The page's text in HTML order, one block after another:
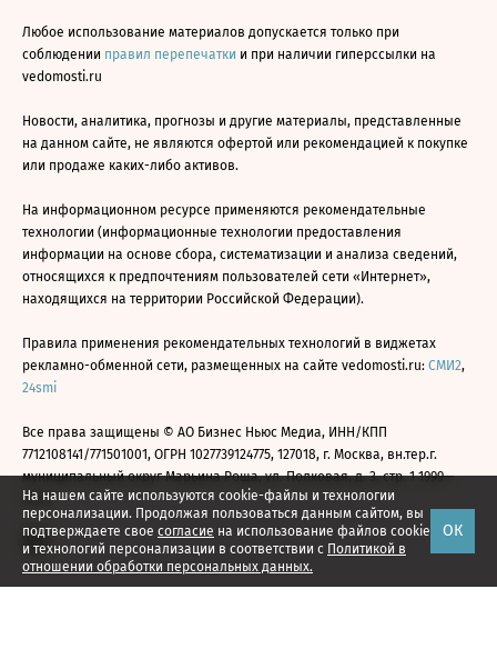
На нашем сайте используются cookie-файлы и технологии
персонализации. Продолжая пользоваться данным сайтом, вы
подтверждаете свое согласие на использование файлов cookie
и технологий персонализации в соответствии с Политикой в
отношении обработки персональных данных.
ОК
Любое использование материалов допускается только при
соблюдении правил перепечатки и при наличии гиперссылки на
vedomosti.ru
Новости, аналитика, прогнозы и другие материалы, представленные
на данном сайте, не являются офертой или рекомендацией к покупке
или продаже каких-либо активов.
На информационном ресурсе применяются рекомендательные
технологии (информационные технологии предоставления
информации на основе сбора, систематизации и анализа сведений,
относящихся к предпочтениям пользователей сети «Интернет»,
находящихся на территории Российской Федерации).
Правила применения рекомендательных технологий в виджетах
рекламно-обменной сети, размещенных на сайте vedomosti.ru: СМИ2,
24smi
Все права защищены © АО Бизнес Ньюс Медиа, ИНН/КПП
7712108141/771501001, ОГРН 1027739124775, 127018, г. Москва, вн.тер.г.
муниципальный округ Марьина Роща, ул. Полковая, д. 3, стр. 1 1999—
2026